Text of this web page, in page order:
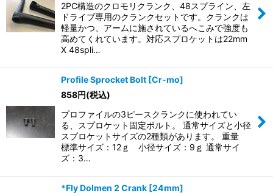
2PC構造のクロモリクランク、48スプライン、左
ドライブ専用のクランクセットです。クランクは
軽量かつ、アームに施されているへこみで強度も
高めてくれています。対応スプロケットは22mm
X 48spli…
Profile Sprocket Bolt [Cr-mo]
858円(税込)
プロファイルの3ピースクランクに使われてい
る、スプロケット固定ボルト。 通常サイズと小径
スプロケットサイズの2種類があります。 重量
標準サイズ：12ｇ 小径サイズ：9ｇ 通常サイ
ズ：3…
*Fly Dolmen 2 Crank [24mm]